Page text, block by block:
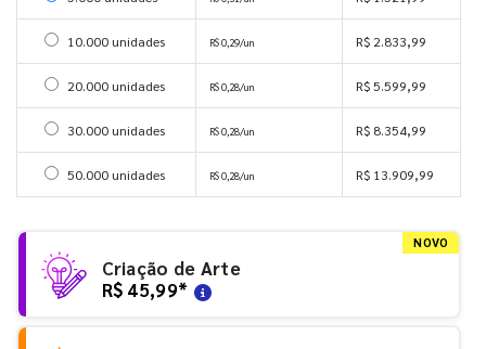
Selecionar 10000 unidades
10.000 unidades R$ 0,29/un R$ 2.833,99
Selecionar 20000 unidades
20.000 unidades R$ 0,28/un R$ 5.599,99
Selecionar 30000 unidades
30.000 unidades R$ 0,28/un R$ 8.354,99
Selecionar 50000 unidades
50.000 unidades R$ 0,28/un R$ 13.909,99
NOVO
Criação de Arte
R$ 45,99*